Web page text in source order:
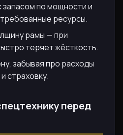
запасом по мощности и
ресурсы.
рамы — при
теряет жёсткость.
забывая про расходы
страховку.
перед